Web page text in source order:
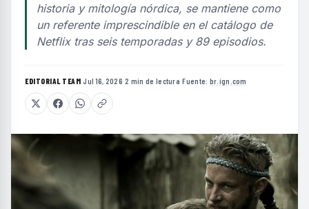
historia y mitología nórdica, se mantiene como
un referente imprescindible en el catálogo de
Netflix tras seis temporadas y 89 episodios.
EDITORIAL TEAM·Jul 16, 2026·2 min de lectura·Fuente: br.ign.com